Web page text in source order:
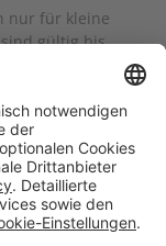
nur für kleine
gültig bis
Services
Blog